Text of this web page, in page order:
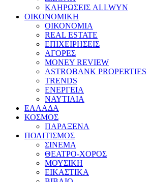
ΚΛΗΡΩΣΕΙΣ ALLWYN
ΟΙΚΟΝΟΜΙΚΗ
ΟΙΚΟΝΟΜΙΑ
REAL ESTATE
ΕΠΙΧΕΙΡΗΣΕΙΣ
ΑΓΟΡΕΣ
MONEY REVIEW
ASTROBANK PROPERTIES
TRENDS
ΕΝΕΡΓΕΙΑ
ΝΑΥΤΙΛΙΑ
ΕΛΛΑΔΑ
ΚΟΣΜΟΣ
ΠΑΡΑΞΕΝΑ
ΠΟΛΙΤΙΣΜΟΣ
ΣΙΝΕΜΑ
ΘΕΑΤΡΟ-ΧΟΡΟΣ
ΜΟΥΣΙΚΗ
ΕΙΚΑΣΤΙΚΑ